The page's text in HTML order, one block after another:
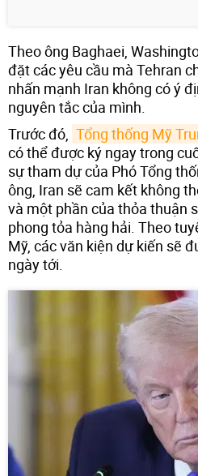
Theo ông Baghaei,
đặt các yêu cầu mà Tehran
nhấn mạnh Iran không có ý
nguyên tắc của mình.
Trước đó, Tổng thống Mỹ
có thể được ký ngay trong
sự tham dự của Phó Tổng
ông, Iran sẽ cam kết không
và một phần của thỏa thuận
phong tỏa hàng hải. Theo
Mỹ, các văn kiện dự kiến sẽ
ngày tới.